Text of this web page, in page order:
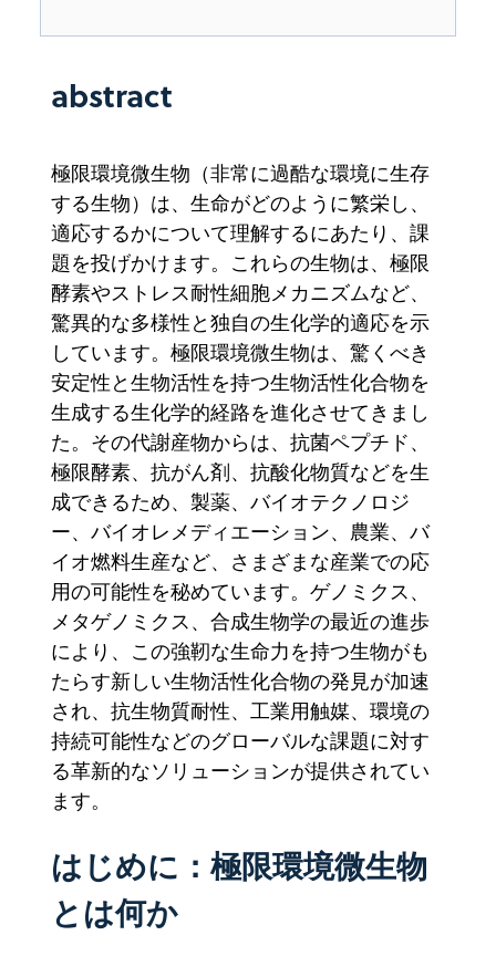
abstract
極限環境微生物（非常に過酷な環境に生存
する生物）は、生命がどのように繁栄し、
適応するかについて理解するにあたり、課
題を投げかけます。これらの生物は、極限
酵素やストレス耐性細胞メカニズムなど、
驚異的な多様性と独自の生化学的適応を示
しています。極限環境微生物は、驚くべき
安定性と生物活性を持つ生物活性化合物を
生成する生化学的経路を進化させてきまし
た。その代謝産物からは、抗菌ペプチド、
極限酵素、抗がん剤、抗酸化物質などを生
成できるため、製薬、バイオテクノロジ
ー、バイオレメディエーション、農業、バ
イオ燃料生産など、さまざまな産業での応
用の可能性を秘めています。ゲノミクス、
メタゲノミクス、合成生物学の最近の進歩
により、この強靭な生命力を持つ生物がも
たらす新しい生物活性化合物の発見が加速
され、抗生物質耐性、工業用触媒、環境の
持続可能性などのグローバルな課題に対す
る革新的なソリューションが提供されてい
ます。
はじめに：極限環境微生物
とは何か